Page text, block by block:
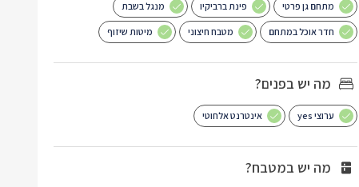
מתחם גן פרטי פינת ברביקיו מנגל בשבת
חדר אוכל במתחם מטבח חיצוני מיטות שיזוף
מה יש בפנים?
ערוצי yes אינטרנט אלחוטי
מה יש במטבח?